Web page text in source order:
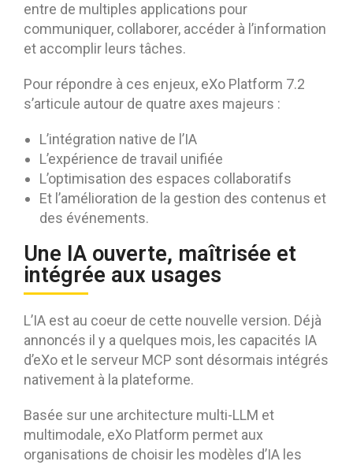
entre de multiples applications pour
communiquer, collaborer, accéder à l’information
et accomplir leurs tâches.
Pour répondre à ces enjeux, eXo Platform 7.2
s’articule autour de quatre axes majeurs :
L’intégration native de l’IA
L’expérience de travail unifiée
L’optimisation des espaces collaboratifs
Et l’amélioration de la gestion des contenus et
des événements.
Une IA ouverte, maîtrisée et
intégrée aux usages
L’IA est au coeur de cette nouvelle version. Déjà
annoncés il y a quelques mois, les capacités IA
d’eXo et le serveur MCP sont désormais intégrés
nativement à la plateforme.
Basée sur une architecture multi-LLM et
multimodale, eXo Platform permet aux
organisations de choisir les modèles d’IA les